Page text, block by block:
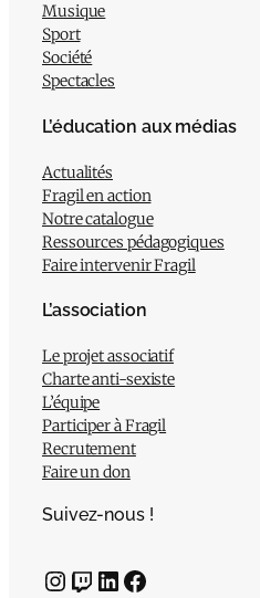
Musique
Sport
Société
Spectacles
L’éducation aux médias
Actualités
Fragil en action
Notre catalogue
Ressources pédagogiques
Faire intervenir Fragil
L’association
Le projet associatif
Charte anti-sexiste
L’équipe
Participer à Fragil
Recrutement
Faire un don
Suivez-nous !
InstagramTwitch LinkedIn Facebook